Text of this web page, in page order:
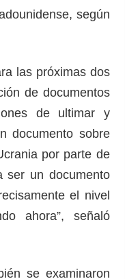
según
las próximas dos
de documentos
de ultimar y
documento sobre
por parte de
ser un documento
el nivel
ahora”, señaló
se examinaron